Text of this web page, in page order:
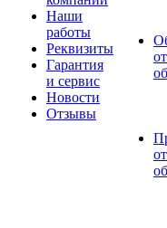
Наши
работы
Реквизиты
Гарантия
и сервис
Новости
Отзывы